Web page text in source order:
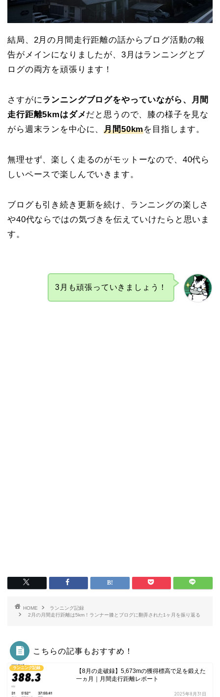
結局、2月の月間走行距離の話からブログ活動の報
告がメインになりましたが、3月はランニングとブ
ログの両方を頑張ります！
さすがにランニングブログをやっていながら、月間
走行距離5kmはダメだと思うので、膝の様子を見な
がら週末ランを中心に、月間50kmを目指します。
無理せず、楽しく走るのがモットーなので、40代ら
しいペースで楽しんでいきます。
ブログも引き続き更新を続け、ランニングの楽しさ
や40代ならではの気づきを伝えていけたらと思いま
す。
3月も頑張っていきましょう！
HOME
ランニング記録
2月の月間走行距離は5km！ランナー膝とブログに翻弄された1ヶ月を振り返る
こちらの記事もおすすめ！
ランニング記録
【8月の走破録】5,673mの獲得標高で足を鍛えた
一ヵ月｜月間走行距離レポート
2025年8月31日